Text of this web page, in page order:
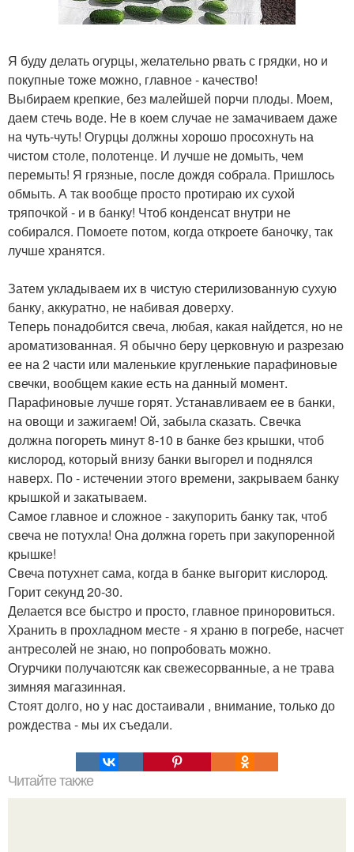
Я буду делать огурцы, желательно рвать с грядки, но и
покупные тоже можно, главное - качество!
Выбираем крепкие, без малейшей порчи плоды. Моем,
даем стечь воде. Не в коем случае не замачиваем даже
на чуть-чуть! Огурцы должны хорошо просохнуть на
чистом столе, полотенце. И лучше не домыть, чем
перемыть! Я грязные, после дождя собрала. Пришлось
обмыть. А так вообще просто протираю их сухой
тряпочкой - и в банку! Чтоб конденсат внутри не
собирался. Помоете потом, когда откроете баночку, так
лучше хранятся.
Затем укладываем их в чистую стерилизованную сухую
банку, аккуратно, не набивая доверху.
Теперь понадобится свеча, любая, какая найдется, но не
ароматизованная. Я обычно беру церковную и разрезаю
ее на 2 части или маленькие кругленькие парафиновые
свечки, вообщем какие есть на данный момент.
Парафиновые лучше горят. Устанавливаем ее в банки,
на овощи и зажигаем! Ой, забыла сказать. Свечка
должна погореть минут 8-10 в банке без крышки, чтоб
кислород, который внизу банки выгорел и поднялся
наверх. По - истечении этого времени, закрываем банку
крышкой и закатываем.
Самое главное и сложное - закупорить банку так, чтоб
свеча не потухла! Она должна гореть при закупоренной
крышке!
Свеча потухнет сама, когда в банке выгорит кислород.
Горит секунд 20-30.
Делается все быстро и просто, главное приноровиться.
Хранить в прохладном месте - я храню в погребе, насчет
антресолей не знаю, но попробовать можно.
Огурчики получаютсяк как свежесорванные, а не трава
зимняя магазинная.
Стоят долго, но у нас достаивали , внимание, только до
рождества - мы их съедали.
Читайте также